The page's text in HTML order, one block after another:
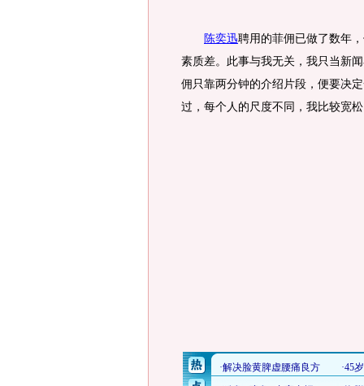
陈奕迅聘用的菲佣已做了数年
素质差。此事与我无关，我只当新闻
佣只靠两分钟的介绍片段，便要决
过，每个人的尺度不同，我比较宽